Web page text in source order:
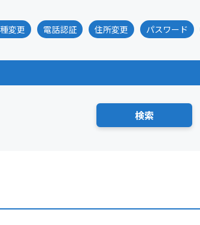
変更 電話認証 住所変更 パスワード